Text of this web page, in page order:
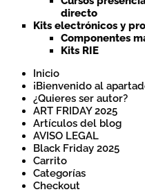
directo
Kits electrónicos y
Componentes
Kits RIE
Inicio
¡Bienvenido al
¿Quieres ser autor?
ART FRIDAY 2025
Artículos del blog
AVISO LEGAL
Black Friday 2025
Carrito
Categorías
Checkout